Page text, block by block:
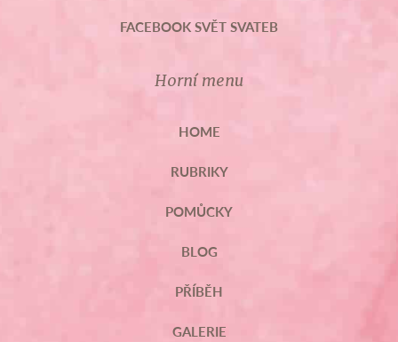
FACEBOOK SVĚT SVATEB
Horní menu
HOME
RUBRIKY
POMŮCKY
BLOG
PŘÍBĚH
GALERIE